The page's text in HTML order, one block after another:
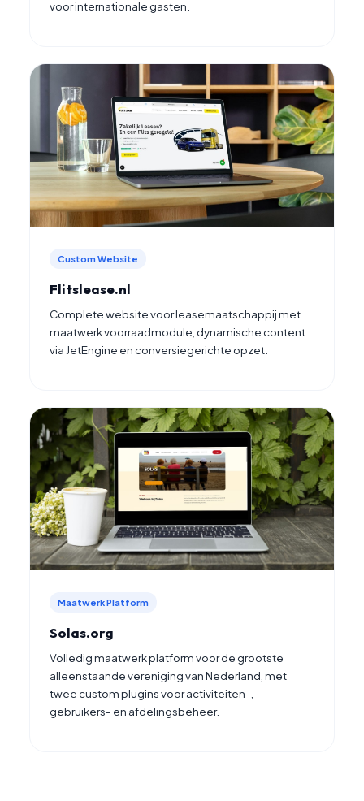
voor internationale gasten.
Custom Website
Flitslease.nl
Complete website voor leasemaatschappij met
maatwerk voorraadmodule, dynamische content
via JetEngine en conversiegerichte opzet.
Maatwerk Platform
Solas.org
Volledig maatwerk platform voor de grootste
alleenstaande vereniging van Nederland, met
twee custom plugins voor activiteiten-,
gebruikers- en afdelingsbeheer.